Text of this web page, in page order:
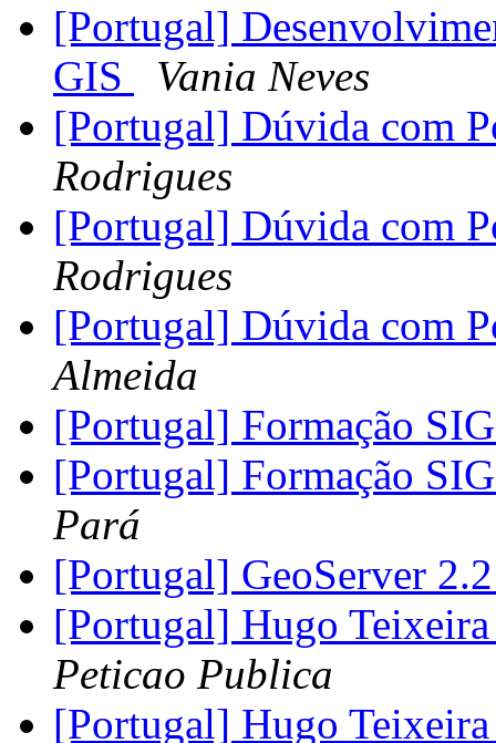
[Portugal]
GIS
Vania Neves
[Portugal] Dúvida com
Rodrigues
[Portugal] Dúvida com
Rodrigues
[Portugal] Dúvida com
Almeida
[Portugal] Formação
[Portugal] Formação
Pará
[Portugal] GeoServer
[Portugal] Hugo
Peticao Publica
[Portugal] Hugo